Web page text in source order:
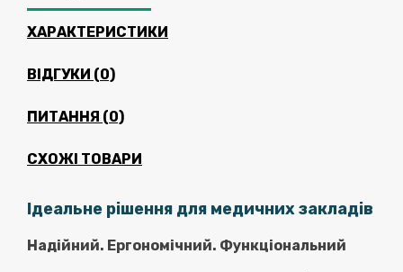
ХАРАКТЕРИСТИКИ
ВІДГУКИ (0)
ПИТАННЯ (0)
СХОЖІ ТОВАРИ
Ідеальне рішення для медичних закладів
Надійний. Ергономічний. Функціональний